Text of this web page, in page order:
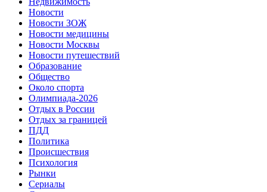
Новости
Новости ЗОЖ
Новости медицины
Новости Москвы
Новости путешествий
Образование
Общество
Около спорта
Олимпиада-2026
Отдых в России
Отдых за границей
ПДД
Политика
Происшествия
Психология
Рынки
Сериалы